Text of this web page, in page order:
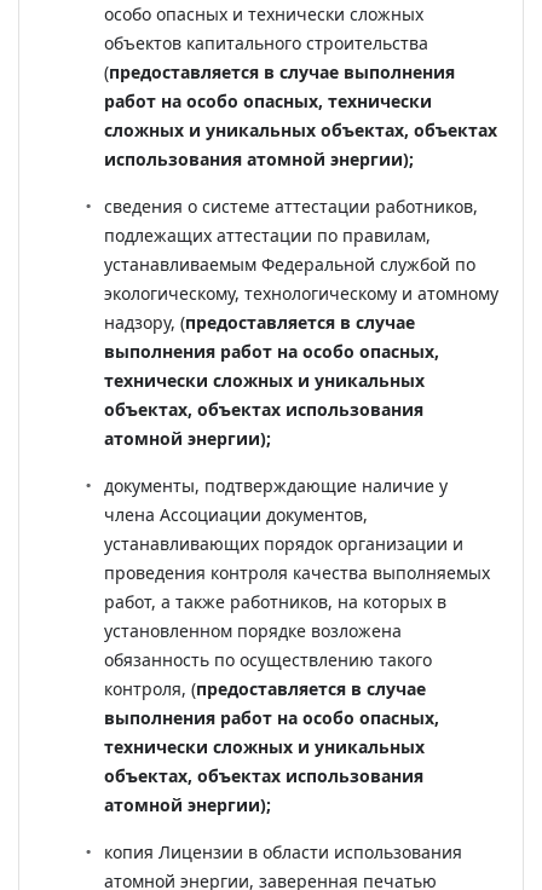
особо опасных и технически сложных
объектов капитального строительства
(предоставляется в случае выполнения
работ на особо опасных, технически
сложных и уникальных объектах, объектах
использования атомной энергии);
сведения о системе аттестации работников,
подлежащих аттестации по правилам,
устанавливаемым Федеральной службой по
экологическому, технологическому и атомному
надзору, (предоставляется в случае
выполнения работ на особо опасных,
технически сложных и уникальных
объектах, объектах использования
атомной энергии);
документы, подтверждающие наличие у
члена Ассоциации документов,
устанавливающих порядок организации и
проведения контроля качества выполняемых
работ, а также работников, на которых в
установленном порядке возложена
обязанность по осуществлению такого
контроля, (предоставляется в случае
выполнения работ на особо опасных,
технически сложных и уникальных
объектах, объектах использования
атомной энергии);
копия Лицензии в области использования
атомной энергии, заверенная печатью